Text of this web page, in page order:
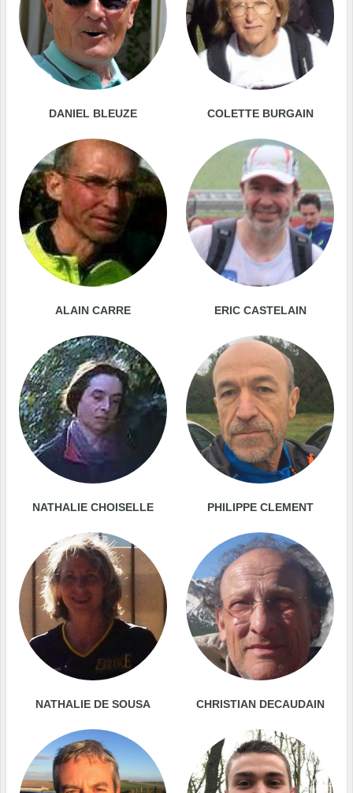
DANIEL BLEUZE COLETTE BURGAIN
ALAIN CARRE ERIC CASTELAIN
NATHALIE CHOISELLE PHILIPPE CLEMENT
NATHALIE DE SOUSA CHRISTIAN DECAUDAIN